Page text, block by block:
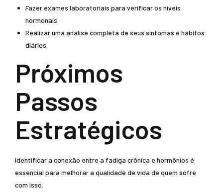
Fazer exames laboratoriais para verificar os níveis
hormonais
Realizar uma análise completa de seus sintomas e hábitos
diários
Próximos
Passos
Estratégicos
Identificar a conexão entre a fadiga crônica e hormônios é
essencial para melhorar a qualidade de vida de quem sofre
com isso.